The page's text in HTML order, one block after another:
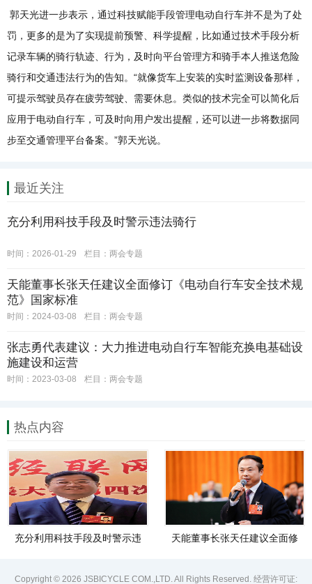
郭天光进一步表示，通过科技赋能手段管理电动自行车并不是为了处
罚，更多的是为了实现提前预警、科学提醒，比如通过技术手段分析
记录车辆的骑行轨迹、行为，及时向平台管理方和骑手本人推送危险
骑行和交通违法行为的告知。“就像货车上安装的实时监测设备那样，
可提示驾驶员存在疲劳驾驶、需要休息。类似的技术完全可以简化后
应用于电动自行车，可及时向用户发出提醒，还可以进一步将数据同
步至交通管理平台备案。”郭天光说。
最近关注
充分利用科技手段及时警示违法骑行
时间：2026-01-29 栏目： 两会专题
天能董事长张天任建议全面修订《电动自行车安全技术规
范》国家标准
时间：2024-03-08 栏目： 两会专题
张志勇代表建议：大力推进电动自行车智能充换电基础设
施建设和运营 ​
时间：2023-03-08 栏目： 两会专题
热点内容
充分利用科技手段及时警示违
天能董事长张天任建议全面修
Copyright © 2026 JSBICYCLE COM.,LTD. All Rights Reserved. 经营许可证: